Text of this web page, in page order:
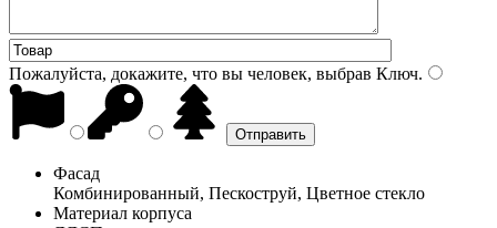
Пожалуйста, докажите, что вы человек, выбрав Ключ.
Фасад
Комбинированный, Пескоструй, Цветное стекло
Материал корпуса